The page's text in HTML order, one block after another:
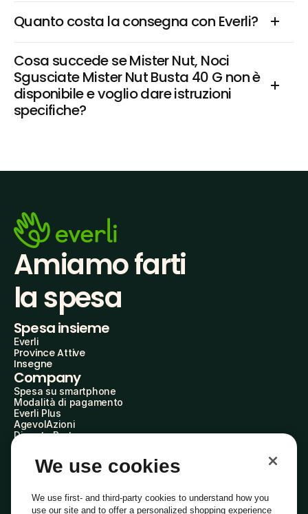
Quanto costa la consegna con Everli?
Cosa succede se Mister Nut, Noci
Sgusciate Mister Nut Busta 40 G non è
disponibile e voglio dare istruzioni
specifiche?
Amiamo farti
la spesa
Spesa insieme
Everli
Province Attive
Insegne
Company
Spesa su smartphone
Modalità di pagamento
Everli Plus
AgevolAzioni
Diventa Partner
Everli Shoppers
About Us
Everli News
Domande frequenti
We use cookies
We use first- and third-party cookies to understand how you
use our site and to offer a personalized shopping experience